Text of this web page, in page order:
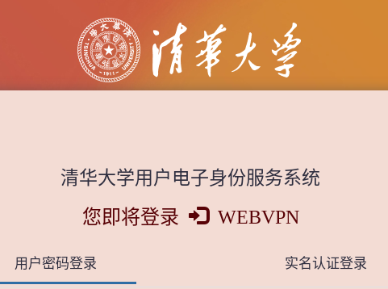
清华大学用户电子身份服务系统
您即将登录 WEBVPN
用户密码登录 实名认证登录